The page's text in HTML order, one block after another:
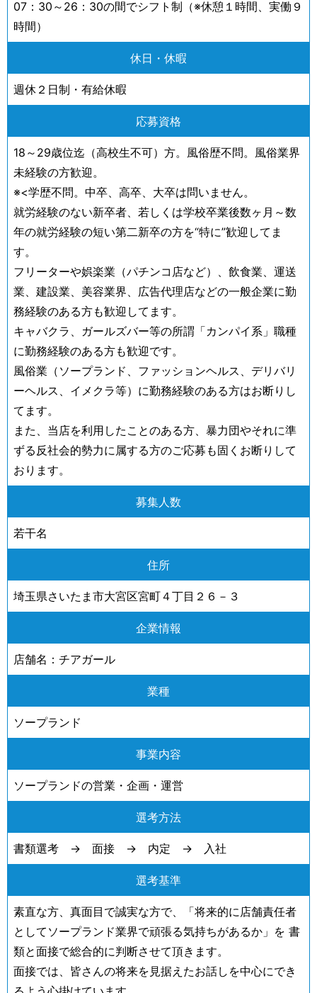
07：30～26：30の間でシフト制（※休憩１時間、実働９
時間）
休日・休暇
週休２日制・有給休暇
応募資格
18～29歳位迄（高校生不可）方。風俗歴不問。風俗業界
未経験の方歓迎。
※<学歴不問。中卒、高卒、大卒は問いません。
就労経験のない新卒者、若しくは学校卒業後数ヶ月～数
年の就労経験の短い第二新卒の方を“特に”歓迎してま
す。
フリーターや娯楽業（パチンコ店など）、飲食業、運送
業、建設業、美容業界、広告代理店などの一般企業に勤
務経験のある方も歓迎してます。
キャバクラ、ガールズバー等の所謂「カンパイ系」職種
に勤務経験のある方も歓迎です。
風俗業（ソープランド、ファッションヘルス、デリバリ
ーヘルス、イメクラ等）に勤務経験のある方はお断りし
てます。
また、当店を利用したことのある方、暴力団やそれに準
ずる反社会的勢力に属する方のご応募も固くお断りして
おります。
募集人数
若干名
住所
埼玉県さいたま市大宮区宮町４丁目２６－３
企業情報
店舗名：チアガール
業種
ソープランド
事業内容
ソープランドの営業・企画・運営
選考方法
書類選考 → 面接 → 内定 → 入社
選考基準
素直な方、真面目で誠実な方で、「将来的に店舗責任者
としてソープランド業界で頑張る気持ちがあるか」を 書
類と面接で総合的に判断させて頂きます。
面接では、皆さんの将来を見据えたお話しを中心にでき